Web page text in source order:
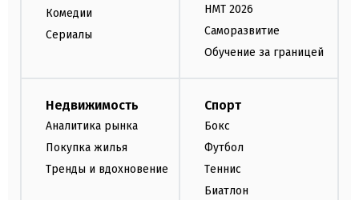
Комедии
Сериалы
НМТ 2026
Саморазвитие
Обучение за границей
Недвижимость
Аналитика рынка
Покупка жилья
Тренды и вдохновение
Спорт
Бокс
Футбол
Теннис
Биатлон